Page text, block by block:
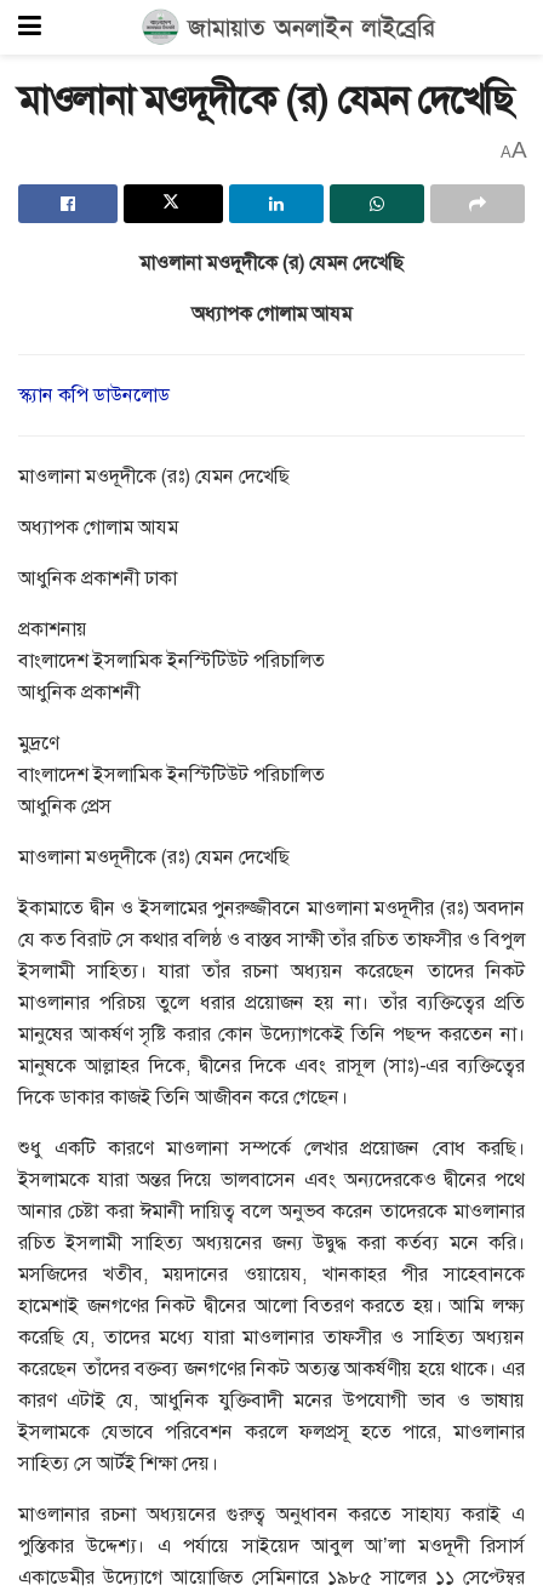
মাওলানা মওদূদীকে (র) যেমন দেখেছি
AA
মাওলানা মওদূদীকে (র) যেমন দেখেছি
অধ্যাপক গোলাম আযম
স্ক্যান কপি ডাউনলোড
মাওলানা মওদূদীকে (রঃ) যেমন দেখেছি
অধ্যাপক গোলাম আযম
আধুনিক প্রকাশনী ঢাকা
প্রকাশনায়
বাংলাদেশ ইসলামিক ইনস্টিটিউট পরিচালিত
আধুনিক প্রকাশনী
মুদ্রণে
বাংলাদেশ ইসলামিক ইনস্টিটিউট পরিচালিত
আধুনিক প্রেস
মাওলানা মওদূদীকে (রঃ) যেমন দেখেছি
ইকামাতে দ্বীন ও ইসলামের পুনরুজ্জীবনে মাওলানা মওদূদীর (রঃ) অবদান
যে কত বিরাট সে কথার বলিষ্ঠ ও বাস্তব সাক্ষী তাঁর রচিত তাফসীর ও বিপুল
ইসলামী সাহিত্য। যারা তাঁর রচনা অধ্যয়ন করেছেন তাদের নিকট
মাওলানার পরিচয় তুলে ধরার প্রয়োজন হয় না। তাঁর ব্যক্তিত্বের প্রতি
মানুষের আকর্ষণ সৃষ্টি করার কোন উদ্যোগকেই তিনি পছন্দ করতেন না।
মানুষকে আল্লাহর দিকে, দ্বীনের দিকে এবং রাসূল (সাঃ)-এর ব্যক্তিত্বের
দিকে ডাকার কাজই তিনি আজীবন করে গেছেন।
শুধু একটি কারণে মাওলানা সম্পর্কে লেখার প্রয়োজন বোধ করছি।
ইসলামকে যারা অন্তর দিয়ে ভালবাসেন এবং অন্যদেরকেও দ্বীনের পথে
আনার চেষ্টা করা ঈমানী দায়িত্ব বলে অনুভব করেন তাদেরকে মাওলানার
রচিত ইসলামী সাহিত্য অধ্যয়নের জন্য উদ্বুদ্ধ করা কর্তব্য মনে করি।
মসজিদের খতীব, ময়দানের ওয়ায়েয, খানকাহর পীর সাহেবানকে
হামেশাই জনগণের নিকট দ্বীনের আলো বিতরণ করতে হয়। আমি লক্ষ্য
করেছি যে, তাদের মধ্যে যারা মাওলানার তাফসীর ও সাহিত্য অধ্যয়ন
করেছেন তাঁদের বক্তব্য জনগণের নিকট অত্যন্ত আকর্ষণীয় হয়ে থাকে। এর
কারণ এটাই যে, আধুনিক যুক্তিবাদী মনের উপযোগী ভাব ও ভাষায়
ইসলামকে যেভাবে পরিবেশন করলে ফলপ্রসূ হতে পারে, মাওলানার
সাহিত্য সে আর্টই শিক্ষা দেয়।
মাওলানার রচনা অধ্যয়নের গুরুত্ব অনুধাবন করতে সাহায্য করাই এ
পুস্তিকার উদ্দেশ্য। এ পর্যায়ে সাইয়েদ আবুল আ’লা মওদূদী রিসার্স
একাডেমীর উদ্যোগে আয়োজিত সেমিনারে ১৯৮৫ সালের ১১ সেপ্টেম্বর